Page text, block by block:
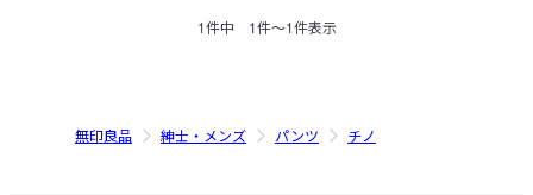
1件中 1件〜1件表示
無印良品 紳士・メンズ パンツ チノ